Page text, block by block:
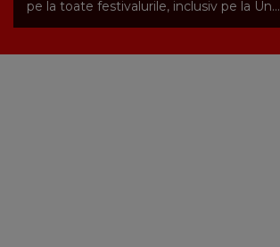
pe la toate festivalurile, inclusiv pe la Un...